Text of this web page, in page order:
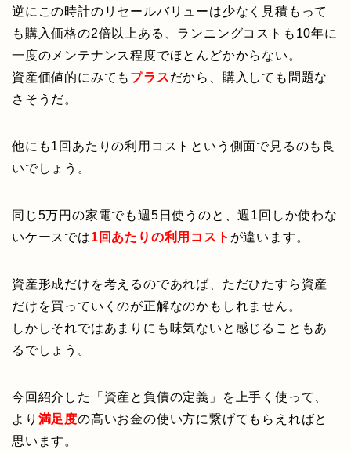
逆にこの時計のリセールバリューは少なく見積もって
も購入価格の2倍以上ある、ランニングコストも10年に
一度のメンテナンス程度でほとんどかからない。
資産価値的にみても プラスだから、購入しても問題な
さそうだ。
他にも1回あたりの利用コストという側面で見るのも良
いでしょう。
同じ5万円の家電でも週5日使うのと、週1回しか使わな
いケースでは1回あたりの利用コスト が違います。
資産形成だけを考えるのであれば、ただひたすら資産
だけを買っていくのが正解なのかもしれません。
しかしそれではあまりにも味気ないと感じることもあ
るでしょう。
今回紹介した「資産と負債の定義」を上手く使って、
より 満足度の高いお金の使い方に繋げてもらえればと
思います。